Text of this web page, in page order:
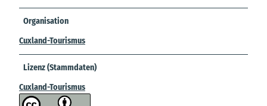
Organisation
Cuxland-Tourismus
Lizenz (Stammdaten)
Cuxland-Tourismus